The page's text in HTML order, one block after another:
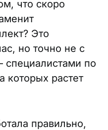
что скоро
Это
но точно не с
по
которых растет
правильно,